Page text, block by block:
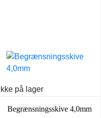
Ikke på lager
Begrænsningsskive 4,0mm